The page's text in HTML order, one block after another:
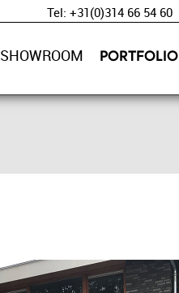
SHOWROOM PORTFOLIO
Tel: +31(0)314 66 54 60